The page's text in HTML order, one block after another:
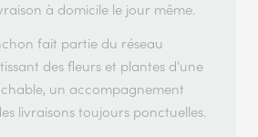
à domicile le jour même.
fait partie du réseau
des fleurs et plantes d'une
un accompagnement
livraisons toujours ponctuelles.